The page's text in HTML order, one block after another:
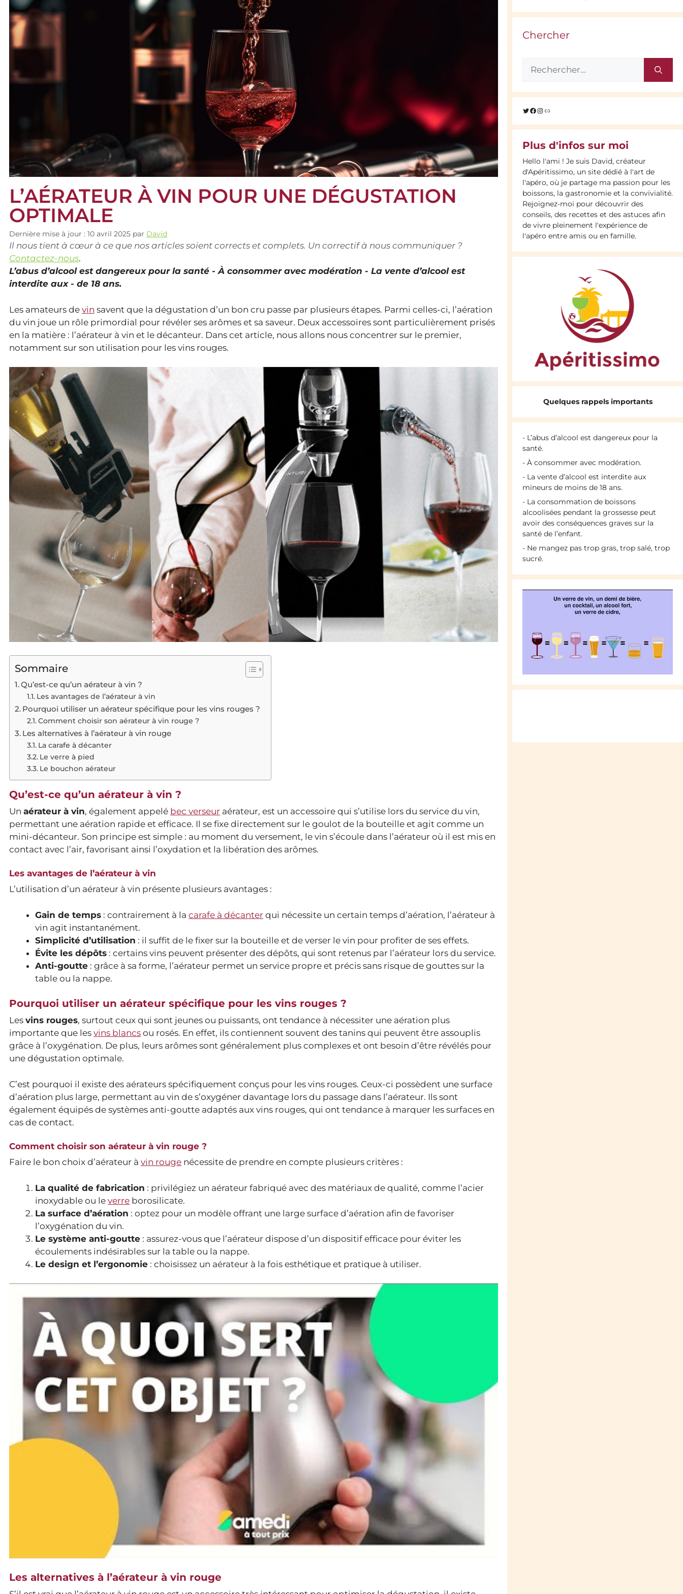
L’AÉRATEUR À VIN POUR UNE DÉGUSTATION
OPTIMALE
Dernière mise à jour : 10 avril 2025 par David
Il nous tient à cœur à ce que nos articles soient corrects et complets. Un correctif à nous communiquer ?
Contactez-nous.
L’abus d’alcool est dangereux pour la santé - À consommer avec modération - La vente d’alcool est
interdite aux - de 18 ans.
Les amateurs de vin savent que la dégustation d’un bon cru passe par plusieurs étapes. Parmi celles-ci, l’aération
du vin joue un rôle primordial pour révéler ses arômes et sa saveur. Deux accessoires sont particulièrement prisés
en la matière : l’aérateur à vin et le décanteur. Dans cet article, nous allons nous concentrer sur le premier,
notamment sur son utilisation pour les vins rouges.
Sommaire
Qu’est-ce qu’un aérateur à vin ?
Les avantages de l’aérateur à vin
Pourquoi utiliser un aérateur spécifique pour les vins rouges ?
Comment choisir son aérateur à vin rouge ?
Les alternatives à l’aérateur à vin rouge
La carafe à décanter
Le verre à pied
Le bouchon aérateur
Qu’est-ce qu’un aérateur à vin ?
Un aérateur à vin, également appelé bec verseur aérateur, est un accessoire qui s’utilise lors du service du vin,
permettant une aération rapide et efficace. Il se fixe directement sur le goulot de la bouteille et agit comme un
mini-décanteur. Son principe est simple : au moment du versement, le vin s’écoule dans l’aérateur où il est mis en
contact avec l’air, favorisant ainsi l’oxydation et la libération des arômes.
Les avantages de l’aérateur à vin
L’utilisation d’un aérateur à vin présente plusieurs avantages :
Gain de temps : contrairement à la carafe à décanter qui nécessite un certain temps d’aération, l’aérateur à
vin agit instantanément.
Simplicité d’utilisation : il suffit de le fixer sur la bouteille et de verser le vin pour profiter de ses effets.
Évite les dépôts : certains vins peuvent présenter des dépôts, qui sont retenus par l’aérateur lors du service.
Anti-goutte : grâce à sa forme, l’aérateur permet un service propre et précis sans risque de gouttes sur la
table ou la nappe.
Pourquoi utiliser un aérateur spécifique pour les vins rouges ?
Les vins rouges, surtout ceux qui sont jeunes ou puissants, ont tendance à nécessiter une aération plus
importante que les vins blancs ou rosés. En effet, ils contiennent souvent des tanins qui peuvent être assouplis
grâce à l’oxygénation. De plus, leurs arômes sont généralement plus complexes et ont besoin d’être révélés pour
une dégustation optimale.
C’est pourquoi il existe des aérateurs spécifiquement conçus pour les vins rouges. Ceux-ci possèdent une surface
d’aération plus large, permettant au vin de s’oxygéner davantage lors du passage dans l’aérateur. Ils sont
également équipés de systèmes anti-goutte adaptés aux vins rouges, qui ont tendance à marquer les surfaces en
cas de contact.
Comment choisir son aérateur à vin rouge ?
Faire le bon choix d’aérateur à vin rouge nécessite de prendre en compte plusieurs critères :
La qualité de fabrication : privilégiez un aérateur fabriqué avec des matériaux de qualité, comme l’acier
inoxydable ou le verre borosilicate.
La surface d’aération : optez pour un modèle offrant une large surface d’aération afin de favoriser
l’oxygénation du vin.
Le système anti-goutte : assurez-vous que l’aérateur dispose d’un dispositif efficace pour éviter les
écoulements indésirables sur la table ou la nappe.
Le design et l’ergonomie : choisissez un aérateur à la fois esthétique et pratique à utiliser.
Les alternatives à l’aérateur à vin rouge
Chercher
Rechercher :
Twitter
Facebook
Instagram
Lien
Plus d'infos sur moi
Hello l'ami ! Je suis David, créateur
d'Apéritissimo, un site dédié à l'art de
l'apéro, où je partage ma passion pour les
boissons, la gastronomie et la convivialité.
Rejoignez-moi pour découvrir des
conseils, des recettes et des astuces afin
de vivre pleinement l'expérience de
l'apéro entre amis ou en famille.
Quelques rappels importants
- L’abus d’alcool est dangereux pour la
santé.
- À consommer avec modération.
- La vente d’alcool est interdite aux
mineurs de moins de 18 ans.
- La consommation de boissons
alcoolisées pendant la grossesse peut
avoir des conséquences graves sur la
santé de l’enfant.
- Ne mangez pas trop gras, trop salé, trop
sucré.